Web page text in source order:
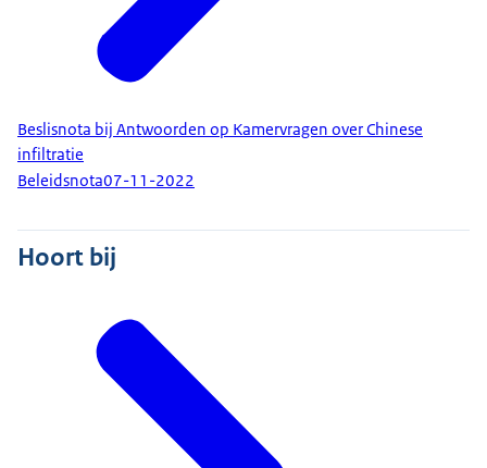
Beslisnota bij Antwoorden op Kamervragen over Chinese
infiltratie
Beleidsnota07-11-2022
Hoort bij